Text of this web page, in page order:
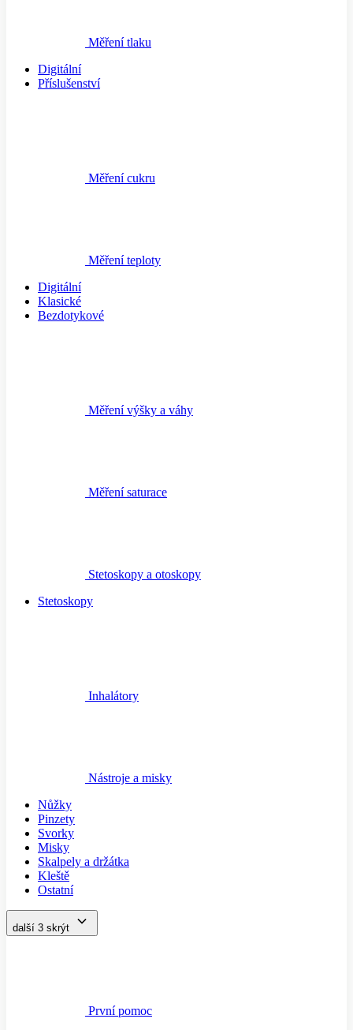
Měření tlaku
Digitální
Příslušenství
Měření cukru
Měření teploty
Digitální
Klasické
Bezdotykové
Měření výšky a váhy
Měření saturace
Stetoskopy a otoskopy
Stetoskopy
Inhalátory
Nástroje a misky
Nůžky
Pinzety
Svorky
Misky
Skalpely a držátka
Kleště
Ostatní
další 3 skrýt
První pomoc